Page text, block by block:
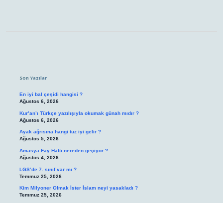
Son Yazılar
En iyi bal çeşidi hangisi ?
Ağustos 6, 2026
Kur’an’ı Türkçe yazılışıyla okumak günah mıdır ?
Ağustos 6, 2026
Ayak ağrısına hangi tuz iyi gelir ?
Ağustos 5, 2026
Amasya Fay Hattı nereden geçiyor ?
Ağustos 4, 2026
LGS’de 7. sınıf var mı ?
Temmuz 25, 2026
Kim Milyoner Olmak İster İslam neyi yasakladı ?
Temmuz 25, 2026